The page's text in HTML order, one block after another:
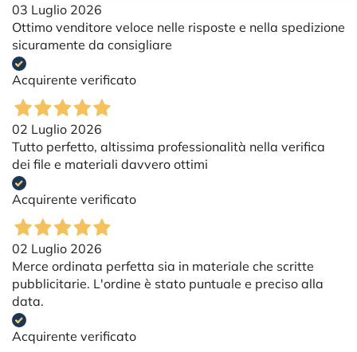
03 Luglio 2026
Ottimo venditore veloce nelle risposte e nella spedizione
sicuramente da consigliare
Acquirente verificato
02 Luglio 2026
Tutto perfetto, altissima professionalità nella verifica
dei file e materiali davvero ottimi
Acquirente verificato
02 Luglio 2026
Merce ordinata perfetta sia in materiale che scritte
pubblicitarie. L'ordine è stato puntuale e preciso alla
data.
Acquirente verificato